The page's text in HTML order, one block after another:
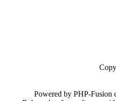
Powered by PHP-